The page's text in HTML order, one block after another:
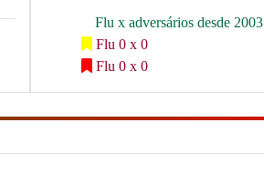
Flu x adversários desde 2003
Flu 0 x 0
Flu 0 x 0